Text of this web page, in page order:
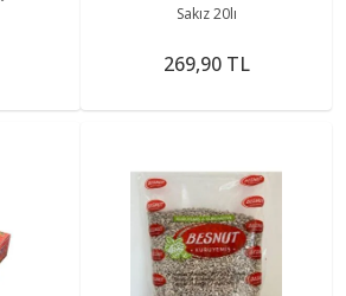
Sakız 20lı
269,90 TL